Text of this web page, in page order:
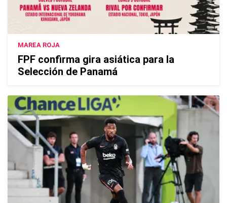
MAREA ROJA
FPF confirma gira asiática para la
Selección de Panamá